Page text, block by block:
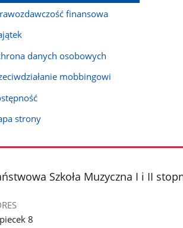
finansowa
danych osobowych
mobbingowi
strony
Szkoła Muzyczna I i II
8